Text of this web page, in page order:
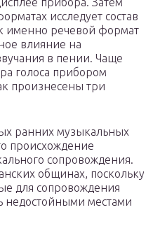
исследует состав
именно речевой формат
влияние на
в пении. Чаще
голоса прибором
произнесены три
ранних музыкальных
происхождение
сопровождения.
общинах, поскольку
для сопровождения
недостойными местами